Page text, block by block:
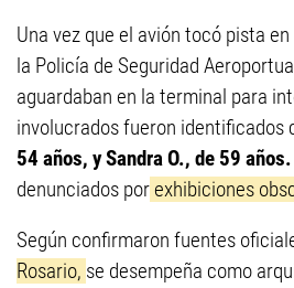
Una vez que el avión tocó pista
la Policía de Seguridad
aguardaban en la terminal para
involucrados fueron identificados
54 años, y Sandra O., de 59 años.
denunciados porexhibiciones
Según confirmaron fuentes
Rosario, se desempeña como